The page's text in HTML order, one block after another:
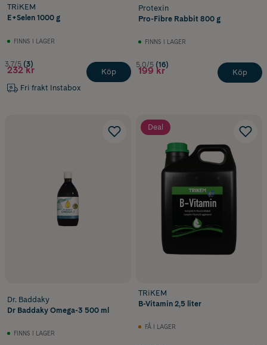
TRiKEM
E+Selen 1000 g
FINNS I LAGER
3.7/5 (3)
232 kr
Fri frakt Instabox
Köp
Protexin
Pro-Fibre Rabbit 800 g
FINNS I LAGER
5.0/5 (16)
199 kr Köp
Dr. Baddaky
Dr Baddaky Omega-3 500 ml
FINNS I LAGER
Deal
TRiKEM
B-Vitamin 2,5 liter
FÅ I LAGER